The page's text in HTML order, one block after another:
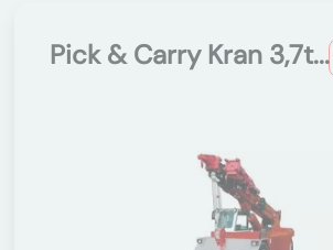
Pick & Carry Kran 3,7t...